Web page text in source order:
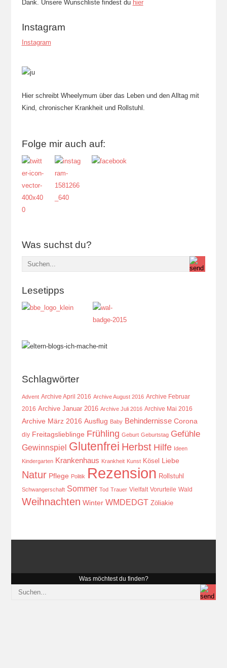
Dank. Unsere Wunschliste findest du hier
Instagram
Instagram
Hier schreibt Wheelymum über das Leben und den Alltag mit
Kind, chronischer Krankheit und Rollstuhl.
Folge mir auch auf:
Was suchst du?
Lesetipps
Schlagwörter
Advent Archive April 2016 Archive August 2016 Archive Februar
2016 Archive Januar 2016 Archive Juli 2016 Archive Mai 2016
Archive März 2016 Ausflug Baby Behindernisse Corona
diy Freitagslieblinge Frühling Geburt Geburtstag Gefühle
Gewinnspiel Glutenfrei Herbst Hilfe Ideen
Kindergarten Krankenhaus Krankheit Kunst Kösel Liebe
Natur Pflege Politik Rezension Rollstuhl
Schwangerschaft Sommer Tod Trauer Vielfalt Vorurteile Wald
Weihnachten Winter WMDEDGT Zöliakie
Was möchtest du finden?